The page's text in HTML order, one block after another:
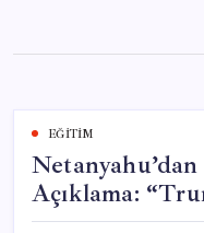
content
EĞITIM
Açıklama: